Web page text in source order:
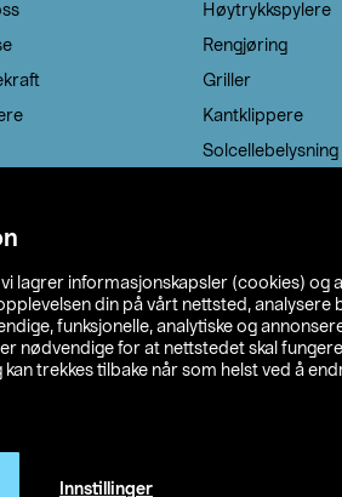
lagrer informasjonskapsler (cookies) og
din på vårt nettsted, analysere
funksjonelle, analytiske og
nødvendige for at nettstedet skal
kan trekkes tilbake når som helst ved å
Innstillinger
Høytrykkspylere
Rengjøring
Griller
Kantklippere
Solcellebelysning